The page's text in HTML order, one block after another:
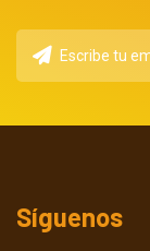
Síguenos